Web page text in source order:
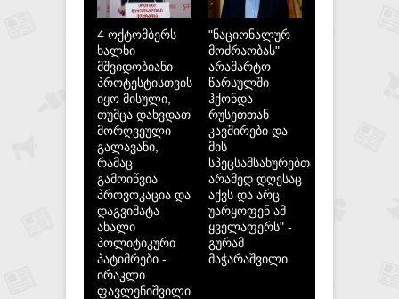
4 ოქტომბერს
ხალხი
მშვიდობიანი
პროტესტისთვის
იყო მისული,
თუმცა დახვდათ
მორღვეული
გალავანი,
რამაც
გამოიწვია
პროვოკაცია და
დაგვიმატა
ახალი
პოლიტიკური
პატიმრები -
ირაკლი
ფავლენიშვილი
"ნაციონალურ
მოძრაობას"
არამარტო
წარსულში
ჰქონდა
რუსეთთან
კავშირები და
მის
სპეცსამსახურებთან,
არამედ დღესაც
აქვს და არც
უარყოფენ ამ
ყველაფერს" -
გურამ
მაჭარაშვილი